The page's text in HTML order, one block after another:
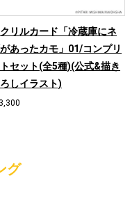
リルカード「冷蔵庫にネ
あったカモ」01/コンプリ
セット(全5種)(公式&描き
しイラスト)
グ